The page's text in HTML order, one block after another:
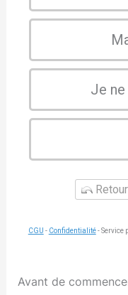
Je
CGU - Confidentialité- Service
Avant de